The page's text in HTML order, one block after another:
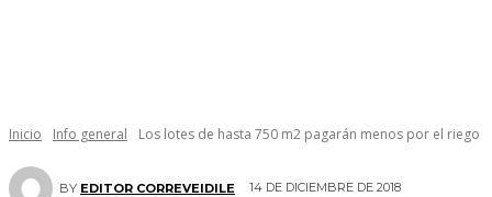
Inicio Info general Los lotes de hasta 750 m2 pagarán menos por el riego
BY EDITOR CORREVEIDILE 14 DE DICIEMBRE DE 2018